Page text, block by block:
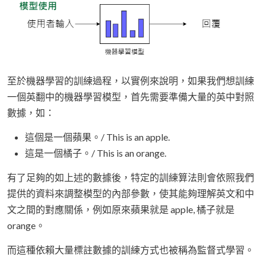
至於機器學習的訓練過程，以實例來說明，如果我們想訓練
一個英翻中的機器學習模型，首先需要準備大量的英中對照
數據，如：
這個是一個蘋果。/ This is an apple.
這是一個橘子。/ This is an orange.
有了足夠的如上述的數據後，特定的訓練算法則會依照我們
提供的資料來調整模型的內部參數，使其能夠理解英文和中
文之間的對應關係，例如原來蘋果就是 apple, 橘子就是
orange。
而這種依賴大量標註數據的訓練方式也被稱為監督式學習。